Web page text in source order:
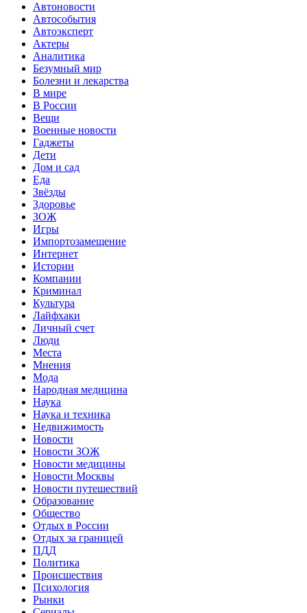
Автоновости
Автособытия
Автоэксперт
Актеры
Аналитика
Безумный мир
Болезни и лекарства
В мире
В России
Вещи
Военные новости
Гаджеты
Дети
Дом и сад
Еда
Звёзды
Здоровье
ЗОЖ
Игры
Импортозамещение
Интернет
Истории
Компании
Криминал
Культура
Лайфхаки
Личный счет
Люди
Места
Мнения
Мода
Народная медицина
Наука
Наука и техника
Недвижимость
Новости
Новости ЗОЖ
Новости медицины
Новости Москвы
Новости путешествий
Образование
Общество
Отдых в России
Отдых за границей
ПДД
Политика
Происшествия
Психология
Рынки